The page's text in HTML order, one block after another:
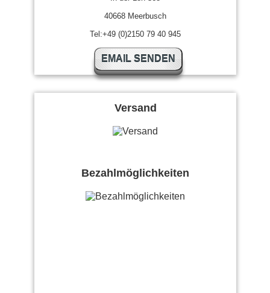
40668 Meerbusch
Tel:+49 (0)2150 79 40 945
EMAIL SENDEN
Versand
Bezahlmöglichkeiten